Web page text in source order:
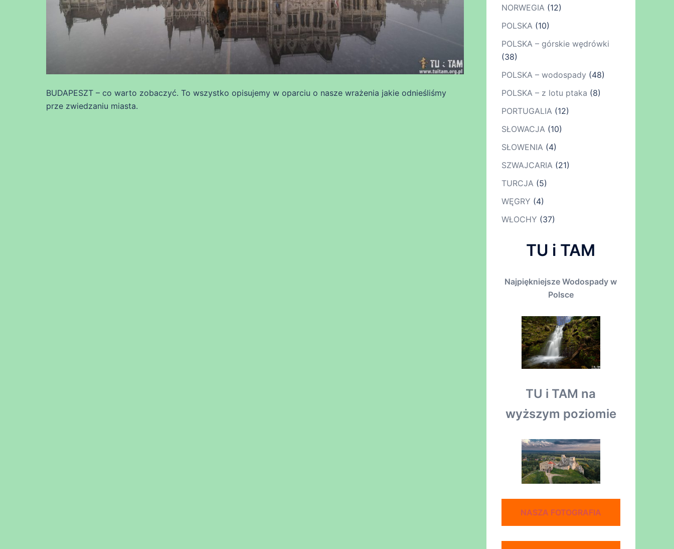
BUDAPESZT – co warto zobaczyć. To wszystko opisujemy w oparciu o nasze wrażenia jakie odnieśliśmy
prze zwiedzaniu miasta.
NORWEGIA(12)
POLSKA(10)
POLSKA – górskie wędrówki
(38)
POLSKA – wodospady (48)
POLSKA – z lotu ptaka (8)
PORTUGALIA(12)
SŁOWACJA(10)
SŁOWENIA(4)
SZWAJCARIA(21)
TURCJA(5)
WĘGRY (4)
WŁOCHY (37)
TU i TAM
Najpiękniejsze Wodospady w
Polsce
TU i TAM na
wyższym poziomie
NASZA FOTOGRAFIA